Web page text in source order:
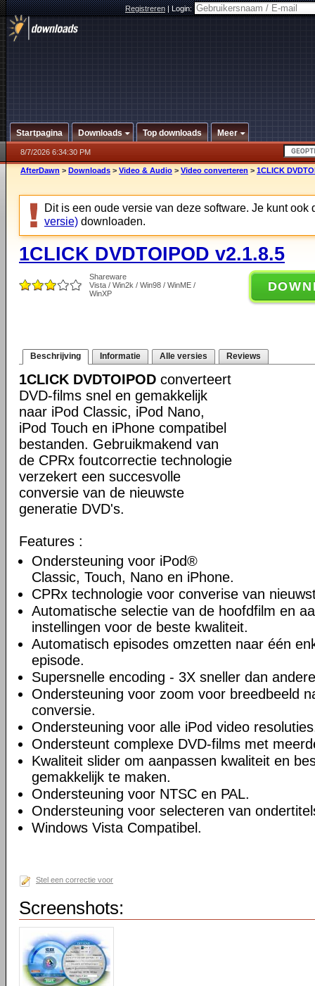
Registreren|Login:
Startpagina Downloads Top downloads Meer
8/7/2026 6:34:30 PM
AfterDawn > Downloads > Video & Audio > Video converteren > 1CLICK
Dit is een oude versie van deze software. Je kunt ook
versie) downloaden.
1CLICK DVDTOIPOD v2.1.8.5
Shareware
Vista / Win2k / Win98 / WinME /
WinXP
Beschrijving Informatie Alle versies Reviews
1CLICK DVDTOIPOD converteert
DVD-films snel en gemakkelijk
naar iPod Classic, iPod Nano,
iPod Touch en iPhone compatibel
bestanden. Gebruikmakend van
de CPRx foutcorrectie technologie
verzekert een succesvolle
conversie van de nieuwste
generatie DVD's.
Features :
Ondersteuning voor iPod®
Classic, Touch, Nano en iPhone.
CPRx technologie voor converise van
Automatische selectie van de hoofdfilm en
instellingen voor de beste kwaliteit.
Automatisch episodes omzetten naar één
episode.
Supersnelle encoding - 3X sneller dan
Ondersteuning voor zoom voor breedbeeld
conversie.
Ondersteuning voor alle iPod video
Ondersteunt complexe DVD-films met
Kwaliteit slider om aanpassen kwaliteit en
gemakkelijk te maken.
Ondersteuning voor NTSC en PAL.
Ondersteuning voor selecteren van
Windows Vista Compatibel.
Stel een correctie voor
Screenshots: